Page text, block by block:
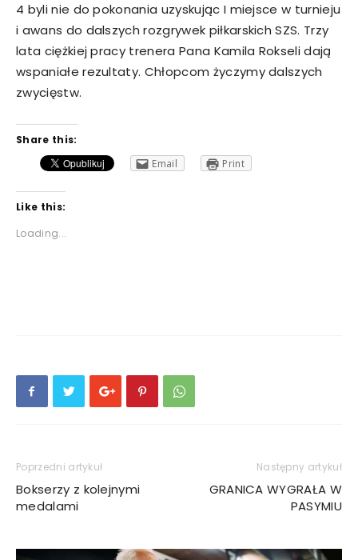
4 byli nie do pokonania uzyskując I miejsce w turnieju
i awans do dalszych rozgrywek piłkarskich SZS. Trzy
lata ciężkiej pracy trenera Pana Kamila Rokseli dają
wspaniałe rezultaty. Chłopcom życzymy dalszych
zwycięstw.
Share this:
Email
Print
Like this:
Loading...
Poprzedni artykuł
Bokserzy z kolejnymi
medalami
Następny artykuł
GRANICA WYGRAŁA W
PASYMIU